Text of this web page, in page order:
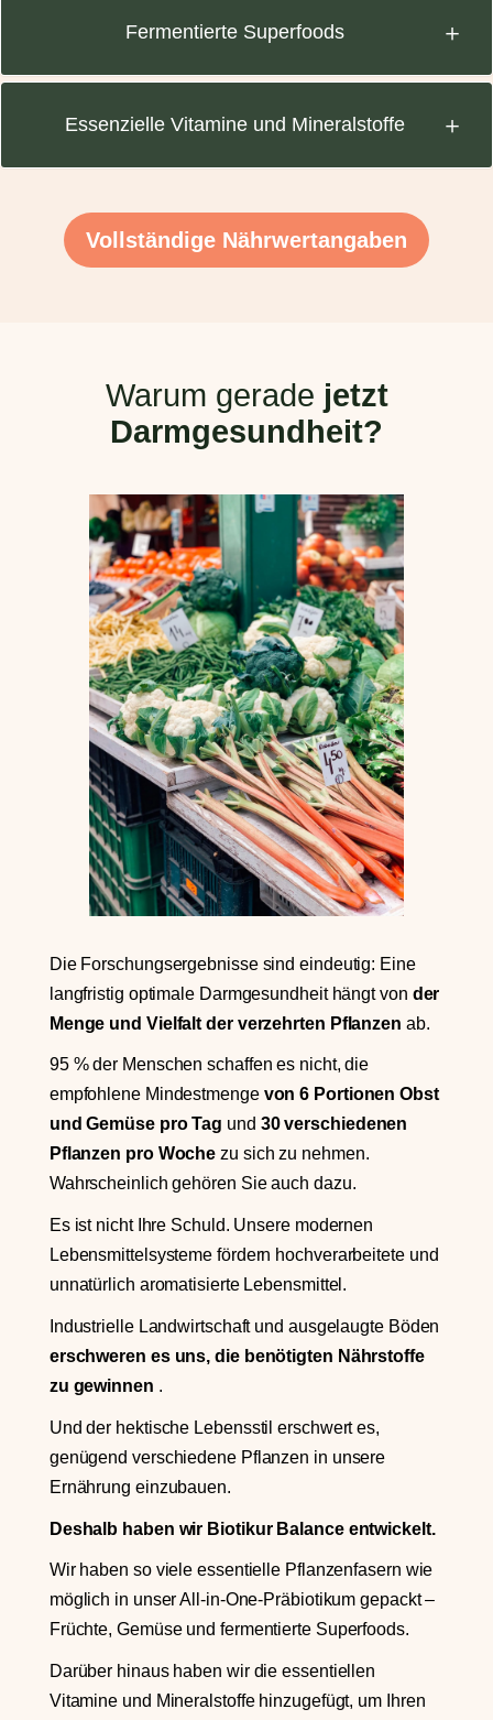
Fermentierte Superfoods
Essenzielle Vitamine und Mineralstoffe
Vollständige Nährwertangaben
Warum gerade jetzt
Darmgesundheit?
Die Forschungsergebnisse sind eindeutig: Eine
langfristig optimale Darmgesundheit hängt von der
Menge und Vielfalt der verzehrten Pflanzen ab.
95 % der Menschen schaffen es nicht, die
empfohlene Mindestmenge von 6 Portionen Obst
und Gemüse pro Tag und 30 verschiedenen
Pflanzen pro Woche zu sich zu nehmen.
Wahrscheinlich gehören Sie auch dazu.
Es ist nicht Ihre Schuld. Unsere modernen
Lebensmittelsysteme fördern hochverarbeitete und
unnatürlich aromatisierte Lebensmittel.
Industrielle Landwirtschaft und ausgelaugte Böden
erschweren es uns, die benötigten Nährstoffe
zu gewinnen .
Und der hektische Lebensstil erschwert es,
genügend verschiedene Pflanzen in unsere
Ernährung einzubauen.
Deshalb haben wir Biotikur Balance entwickelt.
Wir haben so viele essentielle Pflanzenfasern wie
möglich in unser All-in-One-Präbiotikum gepackt –
Früchte, Gemüse und fermentierte Superfoods.
Darüber hinaus haben wir die essentiellen
Vitamine und Mineralstoffe hinzugefügt, um Ihren